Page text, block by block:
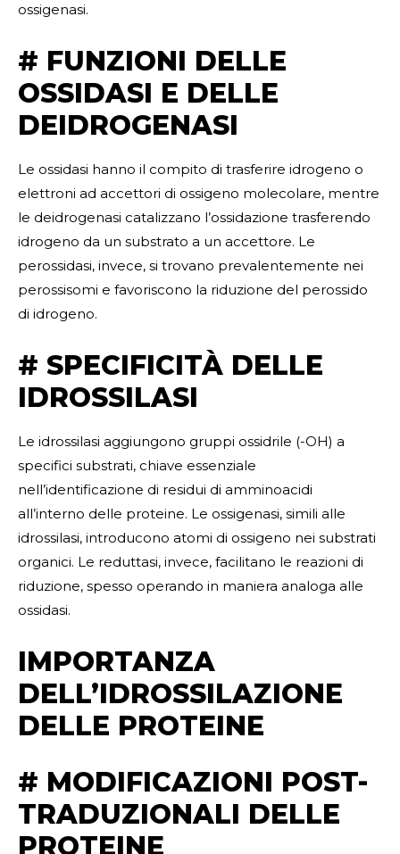
ossigenasi.
# FUNZIONI DELLE
OSSIDASI E DELLE
DEIDROGENASI
Le ossidasi hanno il compito di trasferire idrogeno o
elettroni ad accettori di ossigeno molecolare, mentre
le deidrogenasi catalizzano l’ossidazione trasferendo
idrogeno da un substrato a un accettore. Le
perossidasi, invece, si trovano prevalentemente nei
perossisomi e favoriscono la riduzione del perossido
di idrogeno.
# SPECIFICITÀ DELLE
IDROSSILASI
Le idrossilasi aggiungono gruppi ossidrile (-OH) a
specifici substrati, chiave essenziale
nell’identificazione di residui di amminoacidi
all’interno delle proteine. Le ossigenasi, simili alle
idrossilasi, introducono atomi di ossigeno nei substrati
organici. Le reduttasi, invece, facilitano le reazioni di
riduzione, spesso operando in maniera analoga alle
ossidasi.
IMPORTANZA
DELL’IDROSSILAZIONE
DELLE PROTEINE
# MODIFICAZIONI POST-
TRADUZIONALI DELLE
PROTEINE